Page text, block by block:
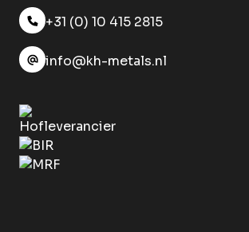
+31 (0) 10 415 2815
info@kh-metals.nl